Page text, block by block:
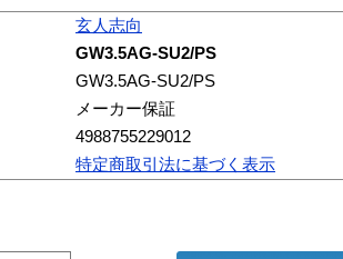
玄人志向
GW3.5AG-SU2/PS
GW3.5AG-SU2/PS
メーカー保証
4988755229012
特定商取引法に基づく表示